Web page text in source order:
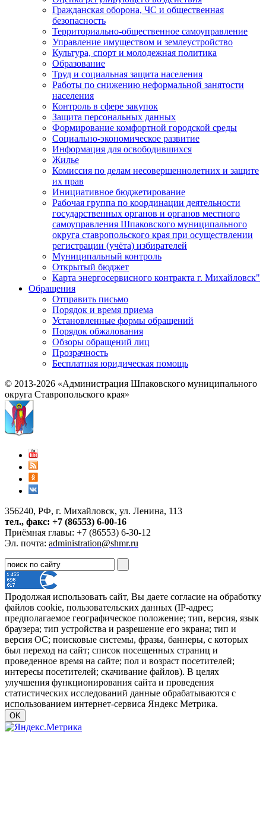
Гражданская оборона, ЧС и общественная
безопасность
Территориально-общественное самоуправление
Управление имуществом и землеустройство
Культура, спорт и молодежная политика
Образование
Труд и социальная защита населения
Работы по снижению неформальной занятости
населения
Контроль в сфере закупок
Защита персональных данных
Формирование комфортной городской среды
Социально-экономическое развитие
Информация для освободившихся
Жилье
Комиссия по делам несовершеннолетних и защите
их прав
Инициативное бюджетирование
Рабочая группа по координации деятельности
государственных органов и органов местного
самоуправления Шпаковского муниципального
округа ставропольского края при осуществлении
регистрации (учёта) избирателей
Муниципальный контроль
Открытый бюджет
Карта энергосервисного контракта г. Михайловск"
Обращения
Отправить письмо
Порядок и время приема
Установленные формы обращений
Порядок обжалования
Обзоры обращений лиц
Прозрачность
Бесплатная юридическая помощь
© 2013-2026 «Администрация Шпаковского муниципального
округа Ставропольского края»
356240, РФ, г. Михайловск, ул. Ленина, 113
тел., факс: +7 (86553) 6-00-16
Приёмная главы: +7 (86553) 6-30-12
Эл. почта: administration@shmr.ru
Продолжая использовать сайт, Вы даете согласие на обработку
файлов cookie, пользовательских данных (IP-адрес;
предполагаемое географическое положение; тип, версия, язык
браузера; тип устройства и разрешение его экрана; тип и
версия ОС; поисковые системы, фразы, баннеры, с которых
был переход на сайт; список посещенных страниц и
проведенное время на сайте; пол и возраст посетителей;
интересы посетителей; скачивание файлов). В целях
улучшения функционирования сайта и проведения
статистических исследований данные обрабатываются с
использованием интернет-сервиса Яндекс Метрика.
OK